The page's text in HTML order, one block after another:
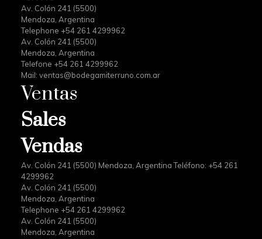
Av. Colón 241 (5500)
Mendoza, Argentina
Telephone +54 261 4299962
Av. Colón 241 (5500)
Mendoza, Argentina
Telefone +54 261 4299962
Mail: ventas@bodegamiterruno.com.ar
Ventas
Sales
Vendas
Av. Colón 241 (5500) Mendoza, Argentina Teléfono: +54 261
4299962
Av. Colón 241 (5500)
Mendoza, Argentina
Telephone +54 261 4299962
Av. Colón 241 (5500)
Mendoza, Argentina